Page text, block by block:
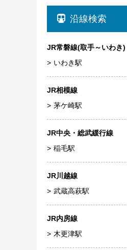
沿線検索
JR常磐線(取手～いわき)
いわき駅
JR相模線
茅ケ崎駅
JR中央・総武緩行線
稲毛駅
JR川越線
武蔵高萩駅
JR内房線
木更津駅